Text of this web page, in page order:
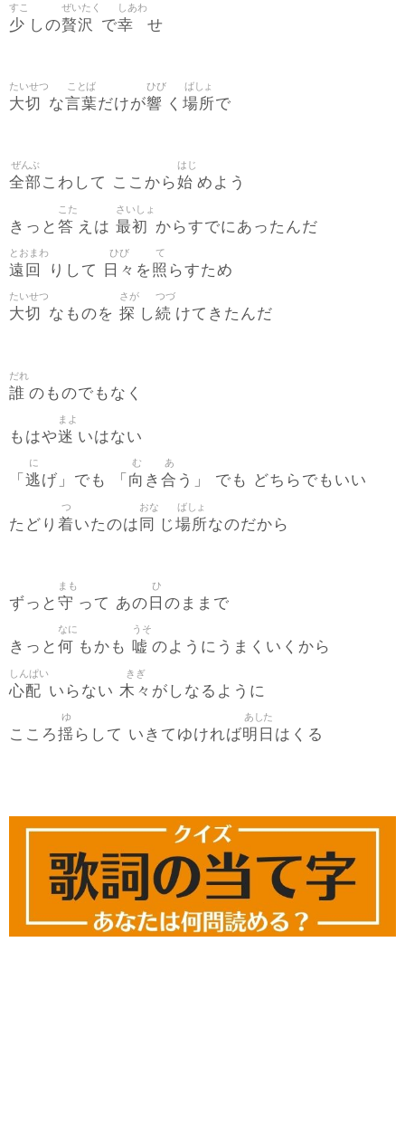
少
すこ
しの贅沢
ぜいたく
で幸
しあわ
せ
大切
たいせつ
な言葉
ことば
だけが響
ひび
く 場所
ばしょ
で
全部
ぜんぶ
こわして ここから始
はじ
めよう
きっと 答
こた
えは 最初
さいしょ
からすでにあったんだ
遠回
とおまわ
りして 日々
ひび
を照
て
らすため
大切
たいせつ
なものを 探
さが
し続
つづ
けてきたんだ
誰
だれ
のものでもなく
もはや迷
まよ
いはない
「 逃
に
げ」でも 「 向
む
き 合
あ
う」 でも どちらでもいい
たどり 着
つ
いたのは 同
おな
じ場所
ばしょ
なのだから
ずっと 守
まも
って あの 日
ひ
のままで
きっと 何
なに
もかも 嘘
うそ
のようにうまくいくから
心配
しんぱい
いらない 木々
きぎ
がしなるように
こころ揺
ゆ
らして いきてゆければ明日
あした
はくる